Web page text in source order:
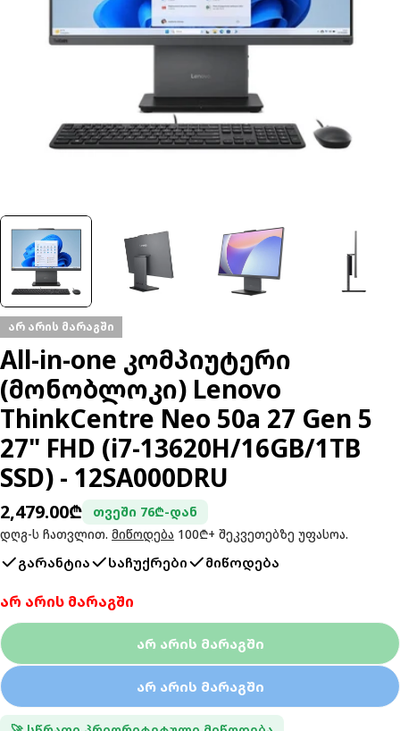
0-ის გახსნა ფანჯარაში
არ არის მარაგში
All-in-one კომპიუტერი
(მონობლოკი) Lenovo
ThinkCentre Neo 50a 27 Gen 5
27" FHD (i7-13620H/16GB/1TB
SSD) - 12SA000DRU
ჩვეულებრივი
ფასი
2,479.00₾ თვეში 76₾-დან
დღგ-ს ჩათვლით. მიწოდება 100₾+ შეკვეთებზე უფასოა.
გარანტია საჩუქრები მიწოდება
არ არის მარაგში
Არ Არის Მარაგში
Არ Არის Მარაგში